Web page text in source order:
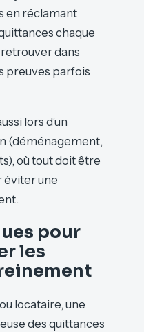
en réclamant
chaque
dans
preuves parfois
lors d’un
(déménagement,
où tout doit être
éviter une
pour
les
locataire, une
des quittances